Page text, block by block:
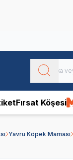
Fırsat Köşesi
Yavru Köpek Maması